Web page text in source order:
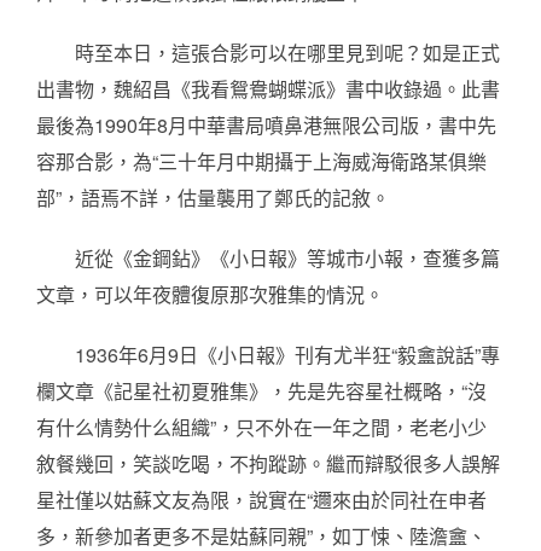
時至本日，這張合影可以在哪里見到呢？如是正式
出書物，魏紹昌《我看鴛鴦蝴蝶派》書中收錄過。此書
最後為1990年8月中華書局噴鼻港無限公司版，書中先
容那合影，為“三十年月中期攝于上海威海衛路某俱樂
部”，語焉不詳，估量襲用了鄭氏的記敘。
近從《金鋼鉆》《小日報》等城市小報，查獲多篇
文章，可以年夜體復原那次雅集的情況。
1936年6月9日《小日報》刊有尤半狂“毅盦說話”專
欄文章《記星社初夏雅集》，先是先容星社概略，“沒
有什么情勢什么組織”，只不外在一年之間，老老小少
敘餐幾回，笑談吃喝，不拘蹤跡。繼而辯駁很多人誤解
星社僅以姑蘇文友為限，說實在“邇來由於同社在申者
多，新參加者更多不是姑蘇同親”，如丁悚、陸澹盦、